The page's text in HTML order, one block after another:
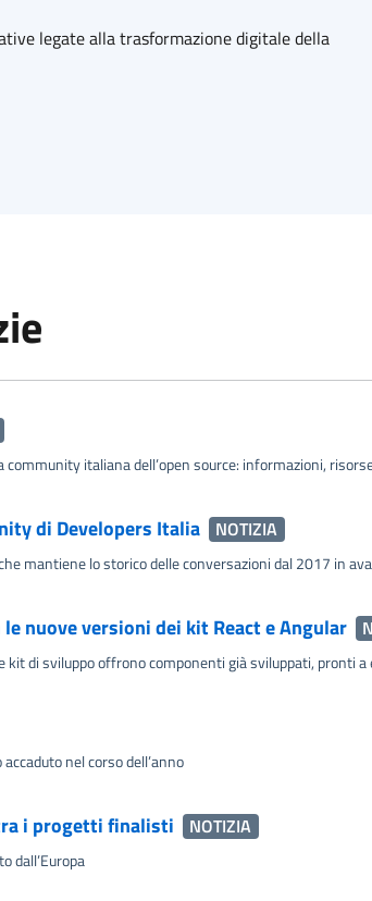
legate alla trasformazione digitale della
italiana dell’open source: informazioni,
di Developers Italia NOTIZIA
mantiene lo storico delle conversazioni dal 2017 in
nuove versioni dei kit React e Angular
di sviluppo offrono componenti già sviluppati, pronti
nel corso dell’anno
i progetti finalisti NOTIZIA
dall’Europa